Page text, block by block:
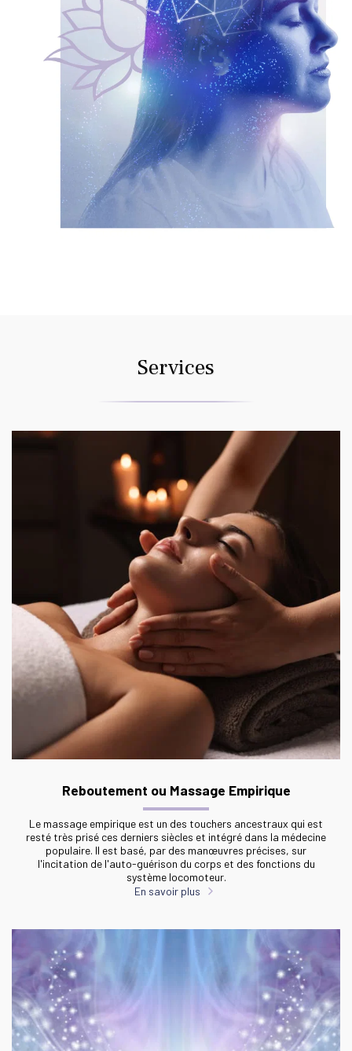
Services
Reboutement ou Massage Empirique
Le massage empirique est un des touchers ancestraux qui est
resté très prisé ces derniers siècles et intégré dans la médecine
populaire. Il est basé, par des manœuvres précises, sur
l'incitation de l'auto-guérison du corps et des fonctions du
système locomoteur.
En savoir plus